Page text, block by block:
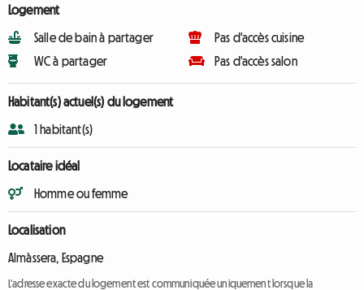
Logement
Salle de bain à partager
WC à partager
Pas d'accès cuisine
Pas d'accès salon
Habitant(s) actuel(s) du logement
1 habitant(s)
Locataire idéal
Homme ou femme
Localisation
Almàssera, Espagne
L'adresse exacte du logement est communiquée uniquement lorsque la